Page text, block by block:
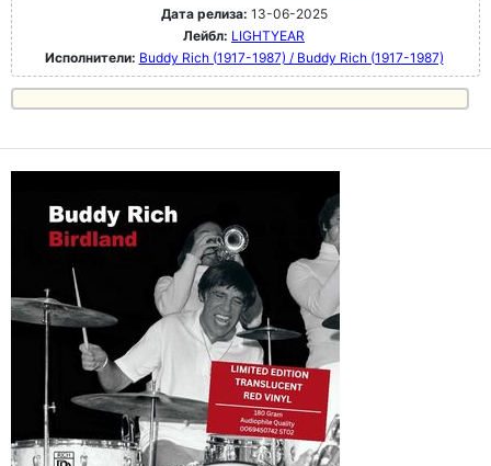
Дата релиза: 13-06-2025
Лейбл: LIGHTYEAR
Исполнители: Buddy Rich (1917-1987) / Buddy Rich (1917-1987)